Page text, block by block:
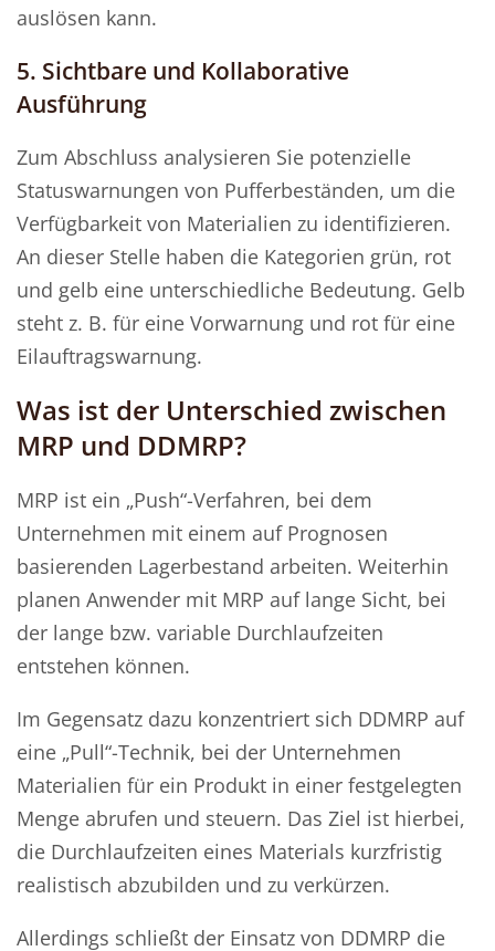
auslösen kann.
5. Sichtbare und Kollaborative
Ausführung
Zum Abschluss analysieren Sie potenzielle
Statuswarnungen von Pufferbeständen, um die
Verfügbarkeit von Materialien zu identifizieren.
An dieser Stelle haben die Kategorien grün, rot
und gelb eine unterschiedliche Bedeutung. Gelb
steht z. B. für eine Vorwarnung und rot für eine
Eilauftragswarnung.
Was ist der Unterschied zwischen
MRP und DDMRP?
MRP ist ein „Push“-Verfahren, bei dem
Unternehmen mit einem auf Prognosen
basierenden Lagerbestand arbeiten. Weiterhin
planen Anwender mit MRP auf lange Sicht, bei
der lange bzw. variable Durchlaufzeiten
entstehen können.
Im Gegensatz dazu konzentriert sich DDMRP auf
eine „Pull“-Technik, bei der Unternehmen
Materialien für ein Produkt in einer festgelegten
Menge abrufen und steuern. Das Ziel ist hierbei,
die Durchlaufzeiten eines Materials kurzfristig
realistisch abzubilden und zu verkürzen.
Allerdings schließt der Einsatz von DDMRP die